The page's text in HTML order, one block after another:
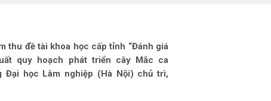
thu đề tài khoa học cấp tỉnh “Đánh giá
quy hoạch phát triển cây Mắc ca
Đại học Lâm nghiệp (Hà Nội) chủ trì,